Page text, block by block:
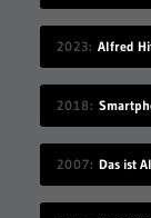
2023
2018
2007 Das ist